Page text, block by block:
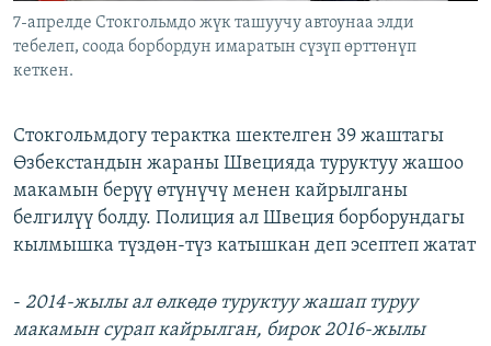
7-апрелде Стокгольмдо жүк ташуучу автоунаа элди
тебелеп, соода борбордун имаратын сүзүп өрттөнүп
кеткен.
Стокгольмдогу терактка шектелген 39 жаштагы
Өзбекстандын жараны Швецияда туруктуу жашоо
макамын берүү өтүнүчү менен кайрылганы
белгилүү болду. Полиция ал Швеция борборундагы
кылмышка түздөн-түз катышкан деп эсептеп жатат
- 2014-жылы ал өлкөдө туруктуу жашап туруу
макамын сурап кайрылган, бирок 2016-жылы